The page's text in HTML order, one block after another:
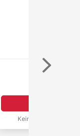
tado°
Keine Aktionen